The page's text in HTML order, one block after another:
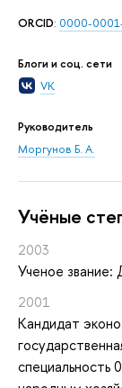
ORCID: 0000-
Блоги и соц. сети
VK
Руководитель
Моргунов Б. А.
Учёные
2003
Ученое звание:
2001
Кандидат
специальность